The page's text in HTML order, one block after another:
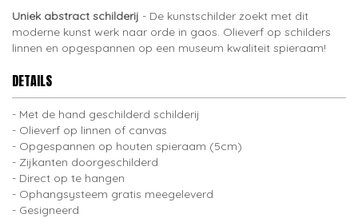
Uniek abstract schilderij - De kunstschilder zoekt met dit
moderne kunst werk naar orde in gaos. Olieverf op schilders
linnen en opgespannen op een museum kwaliteit spieraam!
DETAILS
Met de hand geschilderd schilderij
Olieverf op linnen of canvas
Opgespannen op houten spieraam (5cm)
Zijkanten doorgeschilderd
Direct op te hangen
Ophangsysteem gratis meegeleverd
Gesigneerd